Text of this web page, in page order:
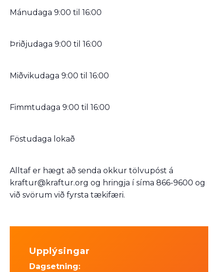
Mánudaga 9:00 til 16:00
Þriðjudaga 9:00 til 16:00
Miðvikudaga 9:00 til 16:00
Fimmtudaga 9:00 til 16:00
Föstudaga lokað
Alltaf er hægt að senda okkur tölvupóst á
kraftur@kraftur.org og hringja í síma 866-9600 og
við svörum við fyrsta tækifæri.
Upplýsingar
Dagsetning: